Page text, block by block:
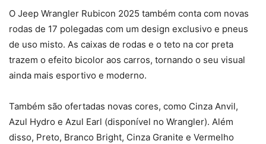
O Jeep Wrangler Rubicon 2025 também conta com novas
rodas de 17 polegadas com um design exclusivo e pneus
de uso misto. As caixas de rodas e o teto na cor preta
trazem o efeito bicolor aos carros, tornando o seu visual
ainda mais esportivo e moderno.
Também são ofertadas novas cores, como Cinza Anvil,
Azul Hydro e Azul Earl (disponível no Wrangler). Além
disso, Preto, Branco Bright, Cinza Granite e Vermelho